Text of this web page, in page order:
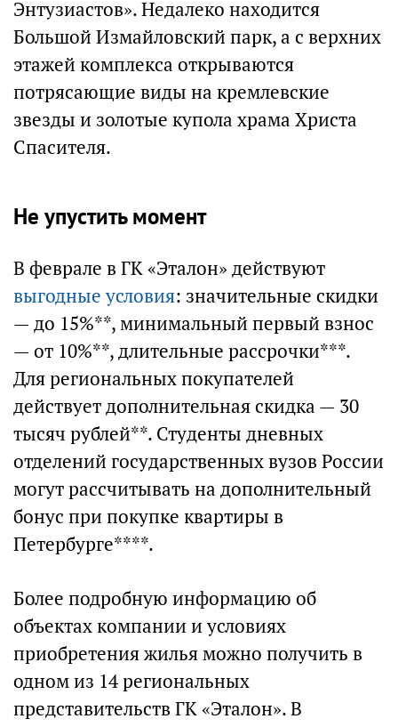
Энтузиастов». Недалеко находится
Большой Измайловский парк, а с верхних
этажей комплекса открываются
потрясающие виды на кремлевские
звезды и золотые купола храма Христа
Спасителя.
Не упустить момент
В феврале в ГК «Эталон» действуют
выгодные условия: значительные скидки
— до 15%**, минимальный первый взнос
— от 10%**, длительные рассрочки***.
Для региональных покупателей
действует дополнительная скидка — 30
тысяч рублей**. Студенты дневных
отделений государственных вузов России
могут рассчитывать на дополнительный
бонус при покупке квартиры в
Петербурге****.
Более подробную информацию об
объектах компании и условиях
приобретения жилья можно получить в
одном из 14 региональных
представительств ГК «Эталон». В